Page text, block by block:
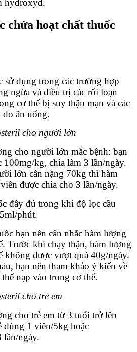
hydroxyd.
chứa hoạt chất thuốc
sử dụng trong các trường hợp
ngừa và điều trị các rối loạn
cơ thể bị suy thận mạn và các
do ăn uống.
cho người lớn
cho người lớn mắc bệnh: bạn
100mg/kg, chia làm 3 lần/ngày.
lớn cân nặng 70kg thì hàm
được chia cho 3 lần/ngày.
đầy đủ trong khi độ lọc cầu
phút.
bạn nên cân nhắc hàm lượng
Trước khi chạy thận, hàm lượng
không được vượt quá 40g/ngày.
bạn nên tham khảo ý kiến về
nạp vào trong cơ thể.
cho trẻ em
cho trẻ em từ 3 tuổi trở lên
dùng 1 viên/5kg hoặc
lần/ngày.